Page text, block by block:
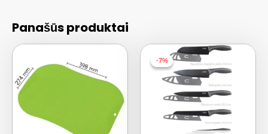
Panašūs produktai
-7%
-7%